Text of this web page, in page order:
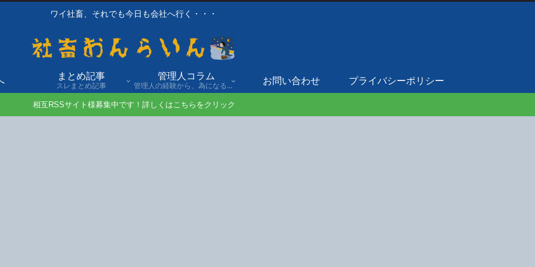
ワイ社畜、それでも今日も会社へ行く・・・
まとめ記事
スレまとめ記事
管理人コラム
管理人の経験から、為になる話や自身の経験談を発信。
お問い合わせ プライバシーポリシー
相互RSSサイト様募集中です！詳しくはこちらをクリック